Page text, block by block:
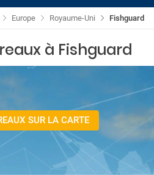
Fishguard
Royaume-Uni
Europe
à Fishguard
SUR LA CARTE